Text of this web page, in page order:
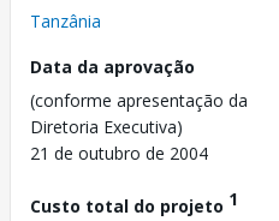
Tanzânia
Data da aprovação
(conforme apresentação da
Diretoria Executiva)
21 de outubro de 2004
Custo total do projeto 1